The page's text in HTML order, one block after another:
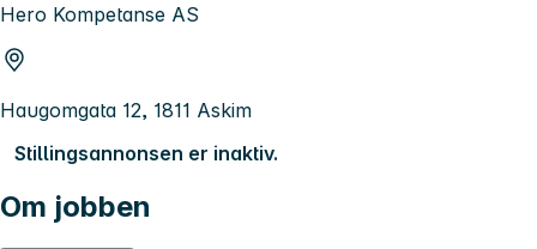
Hero Kompetanse AS
Haugomgata 12, 1811 Askim
Stillingsannonsen er inaktiv.
Om jobben